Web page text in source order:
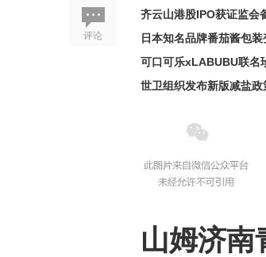
评论
齐云山港股IPO获证监会
日本知名品牌番茄酱包装
可口可乐xLABUBU联名
世卫组织发布新版减盐政
山姆济南